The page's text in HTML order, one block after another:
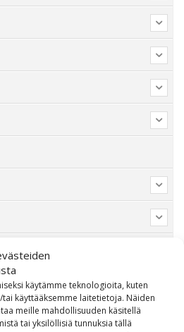
käytämme teknologioita, kuten
käyttääksemme laitetietoja. Näiden
meille mahdollisuuden käsitellä
tai yksilöllisiä tunnuksia tällä